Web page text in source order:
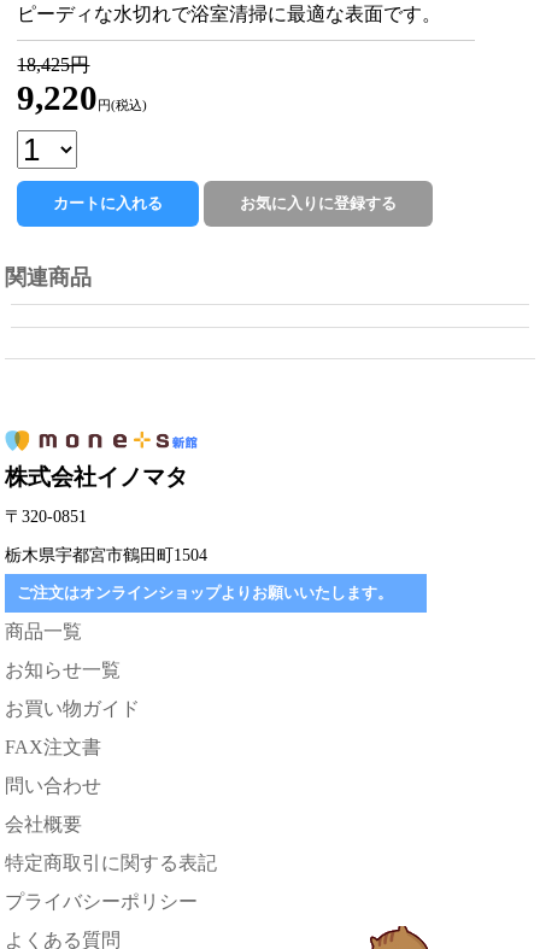
ピーディな水切れで浴室清掃に最適な表面です。
18,425円
9,220 円(税込)
関連商品
株式会社イノマタ
〒320-0851
栃木県宇都宮市鶴田町1504
ご注文はオンラインショップよりお願いいたします。
商品一覧
お知らせ一覧
お買い物ガイド
FAX注文書
問い合わせ
会社概要
特定商取引に関する表記
プライバシーポリシー
よくある質問